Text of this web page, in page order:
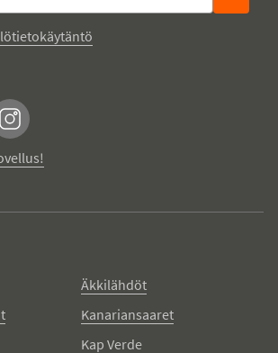
Instagram
Äkkilähdöt
Kanariansaaret
Kap Verde